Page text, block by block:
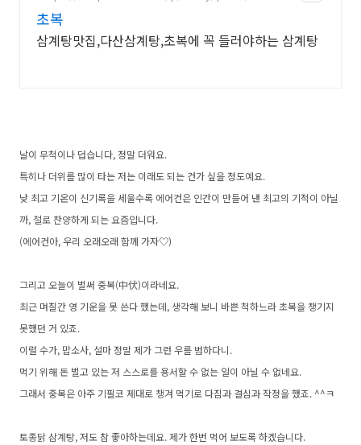
초복
삼계탕맛집,다산삼계탕,초복에 꼭 들러야하는 삼계탕
날이 무척이나 덥습니다, 정말 더워요.
특히나 더위를 많이 타는 저는 이래도 되는 건가 싶을 정도예요.
낮 최고 기온이 신기록을 세울수록 에어컨은 인간이 만들어 낸 최고의 기적이 아닐
까, 절로 찬양하게 되는 요즘입니다.
(에어컨아, 우리 오래오래 함께 가자♡)
그리고 오늘이 벌써 중복(中伏)이라네요.
최근 며칠간 영 기운을 못 쓴다 했는데, 생각해 보니 바쁜 척하느라 초복을 챙기지
못했던 거 있죠.
이럴 수가, 맙소사, 설마 정말 제가 그런 우를 범하다니.
먹기 위해 돈 벌고 있는 저 스스로를 용서할 수 없는 일이 아닐 수 없네요.
그래서 중복은 아주 기필코 제대로 챙겨 먹기로 다짐과 결심과 작정을 했죠. ^^ㅋ
토종닭 삼계탕, 저도 참 좋아하는데요. 제가 한번 먹어 보도록 하겠습니다.